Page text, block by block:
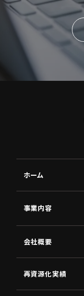
ホーム
事業内容
顧問
NBC
会社概要
再資源化実績